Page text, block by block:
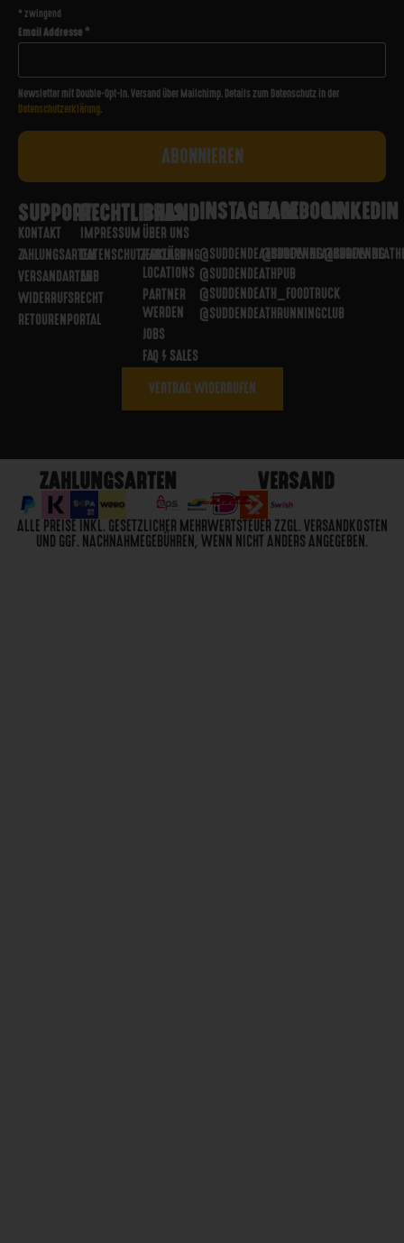
* zwingend
Email Addresse*
Newsletter mit Double-Opt-In. Versand über Mailchimp. Details zum Datenschutz in der
Datenschutzerklärung.
SUPPORT
KONTAKT
ZAHLUNGSARTEN
VERSANDARTEN
WIDERRUFSRECHT
RETOURENPORTAL
RECHTLICHES
IMPRESSUM
DATENSCHUTZERKLÄRUNG
AGB
BRAND
ÜBER UNS
PARTNER
LOCATIONS
PARTNER
WERDEN
JOBS
FAQ / SALES
INSTAGRAM
@SUDDENDEATHBREWING
@SUDDENDEATHPUB
@SUDDENDEATH_FOODTRUCK
@SUDDENDEATHRUNNINGCLUB
FACEBOOK
@SUDDENDEATHBREWING
LINKEDIN
VERTRAG WIDERRUFEN
ZAHLUNGSARTEN VERSAND
ALLE PREISE INKL. GESETZLICHER MEHRWERTSTEUER ZZGL. VERSANDKOSTEN
UND GGF. NACHNAHMEGEBÜHREN, WENN NICHT ANDERS ANGEGEBEN.